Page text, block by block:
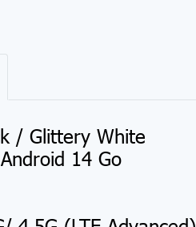
/ Glittery White
14 Go